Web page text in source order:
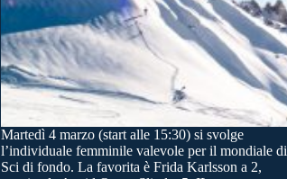
Martedì 4 marzo (start alle 15:30) si svolge
l’individuale femminile valevole per il mondiale di
Sci di fondo. La favorita è Frida Karlsson a 2,